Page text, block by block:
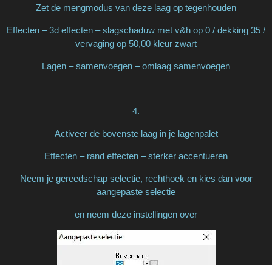
Zet de mengmodus van deze laag op tegenhouden
Effecten – 3d effecten – slagschaduw met v&h op 0 / dekking 35 /
vervaging op 50,00 kleur zwart
Lagen – samenvoegen – omlaag samenvoegen
4.
Activeer de bovenste laag in je lagenpalet
Effecten – rand effecten – sterker accentueren
Neem je gereedschap selectie, rechthoek en kies dan voor
aangepaste selectie
en neem deze instellingen over